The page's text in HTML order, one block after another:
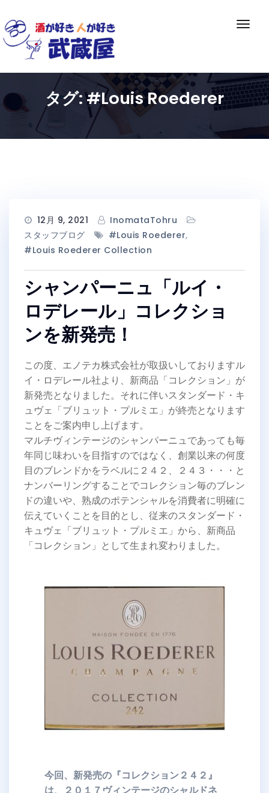
to
content
ナ
ー
シ
ョ
切
り
タグ:#Louis Roederer
12月 9, 2021
InomataTohru
スタッフブログ
#Louis Roederer,
#Louis Roederer Collection
シャンパーニュ「ルイ・
ロデレール」コレクショ
ンを新発売！
この度、エノテカ株式会社が取扱いしておりますル
イ・ロデレール社より、新商品「コレクション」が
新発売となりました。それに伴いスタンダード・キ
ュヴェ「ブリュット・プルミエ」が終売となります
ことをご案内申し上げます。
マルチヴィンテージのシャンパーニュであっても毎
年同じ味わいを目指すのではなく、創業以来の何度
目のブレンドかをラベルに２４２、２４３・・・と
ナンバーリングすることでコレクション毎のブレン
ドの違いや、熟成のポテンシャルを消費者に明確に
伝えていくことを目的とし、従来のスタンダード・
キュヴェ「ブリュット・プルミエ」から、新商品
「コレクション」として生まれ変わりました。
今回、新発売の『コレクション２４２』